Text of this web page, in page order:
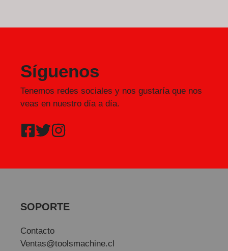
Síguenos
Tenemos redes sociales y nos gustaría que nos
veas en nuestro día a día.
SOPORTE
Contacto
Ventas@toolsmachine.cl